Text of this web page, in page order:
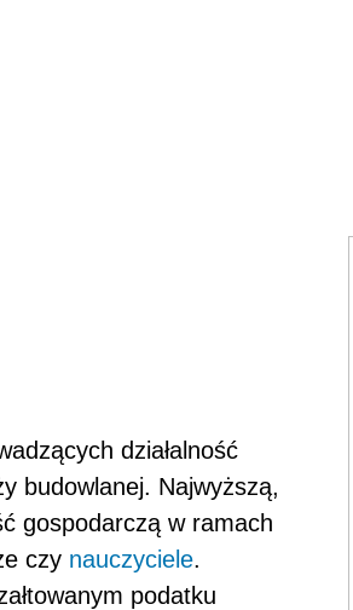
działalność
budowlanej. Najwyższą,
gospodarczą w ramach
czy nauczyciele.
podatku